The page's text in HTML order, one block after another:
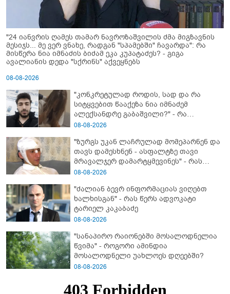
"24 იანვრის ღამეს თამარ ნავროზაშვილის ძმა მიგზავნის
მესიჯს... მე ვერ ვნახე, რადგან "სპამებში" ჩავარდა": რა
მისწერა ნია იმნაძის ბიძამ ეკა კუპატაძეს? - გიგა
ავალიანის დედა "სქრინს" აქვეყნებს
08-08-2026
"კონკრეტულად როდის, სად და რა
სიტყვებით წააქეზა ნია იმნაძემ
ალექსანდრე გაბაშვილი?" - რა
მიმართვას ავრცელებს ნია იმნაძის
08-08-2026
"ზურგს უკან ლაჩრულად მომეპარნენ და
თავს დამესხნენ - ასფალტზე თავი
მრავალჯერ დამარტყმევინეს" - რას
ჰყვება კურიერი, რომელსაც
გაუსწორდნენ?
08-08-2026
"ძალიან ბევრ ინფორმაციას ვიღებთ
ხალხისგან" - რას წერს ადვოკატი
ტარიელ კაკაბაძე
08-08-2026
"სანაპირო რაიონებში მოსალოდნელია
წვიმა" - როგორი ამინდია
მოსალოდნელი უახლოეს დღეებში?
08-08-2026